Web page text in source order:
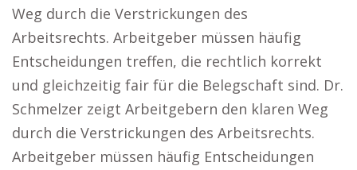
Weg durch die Verstrickungen des
Arbeitsrechts. Arbeitgeber müssen häufig
Entscheidungen treffen, die rechtlich korrekt
und gleichzeitig fair für die Belegschaft sind. Dr.
Schmelzer zeigt Arbeitgebern den klaren Weg
durch die Verstrickungen des Arbeitsrechts.
Arbeitgeber müssen häufig Entscheidungen